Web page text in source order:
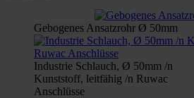
Gebogenes Ansatzrohr Ø 50mm
Industrie Schlauch, Ø 50mm /n
Kunststoff, leitfähig /n Ruwac
Anschlüsse